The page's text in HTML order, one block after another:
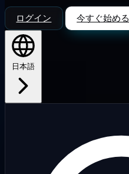
ログイン 今すぐ始める
日本語